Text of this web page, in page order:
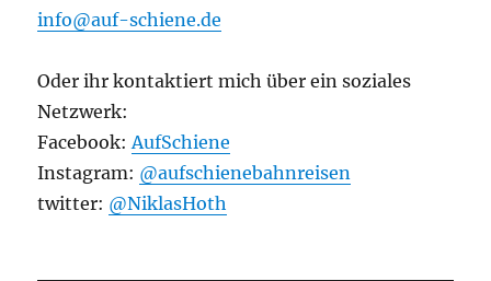
info@auf-schiene.de
Oder ihr kontaktiert mich über ein soziales
Netzwerk:
Facebook:AufSchiene
Instagram: @aufschienebahnreisen
twitter: @NiklasHoth